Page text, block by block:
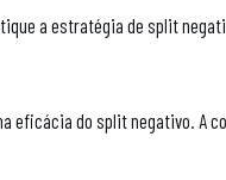
a estratégia de split
eficácia do split negativo. A